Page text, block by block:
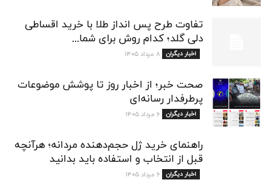
تفاوت طرح پس انداز طلا با خرید اقساطی
دلی گلد؛ کدام روش برای شما...
اخبار دیگران ۸ مرداد ۱۴۰۵
صحت خبر؛ از اخبار روز تا پوشش موضوعات
پرطرفدار رسانه‌ای
اخبار دیگران ۶ مرداد ۱۴۰۵
راهنمای خرید ژل حجم‌دهنده مردانه؛ هرآنچه
قبل از انتخاب و استفاده باید بدانید
اخبار دیگران ۶ مرداد ۱۴۰۵